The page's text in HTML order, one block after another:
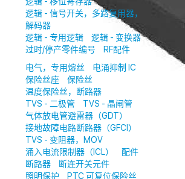
逻辑 - 信号开关，多路复用器，
解码器
逻辑 - 专用逻辑
逻辑 - 变换器
过时/停产零件编号
RF配件
电气，专用熔丝
电涌抑制 IC
保险丝座
保险丝
温度保险丝，断路器
TVS - 二极管
TVS - 晶闸管
气体放电管避雷器（GDT）
接地故障电路断路器（GFCI）
TVS - 变阻器，MOV
涌入电流限制器（ICL）
配件
断路器
断连开关元件
照明保护
PTC 可复位保险丝